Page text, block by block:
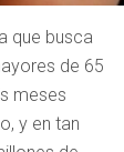
que busca
de 65
meses
y en tan